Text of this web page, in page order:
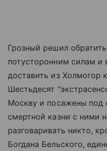
Грозный решил
потусторонним силам и
доставить из Холмогор
Шестьдесят
Москву и посажены под
смертной казни с ними
разговаривать никто,
Богдана Бельского,